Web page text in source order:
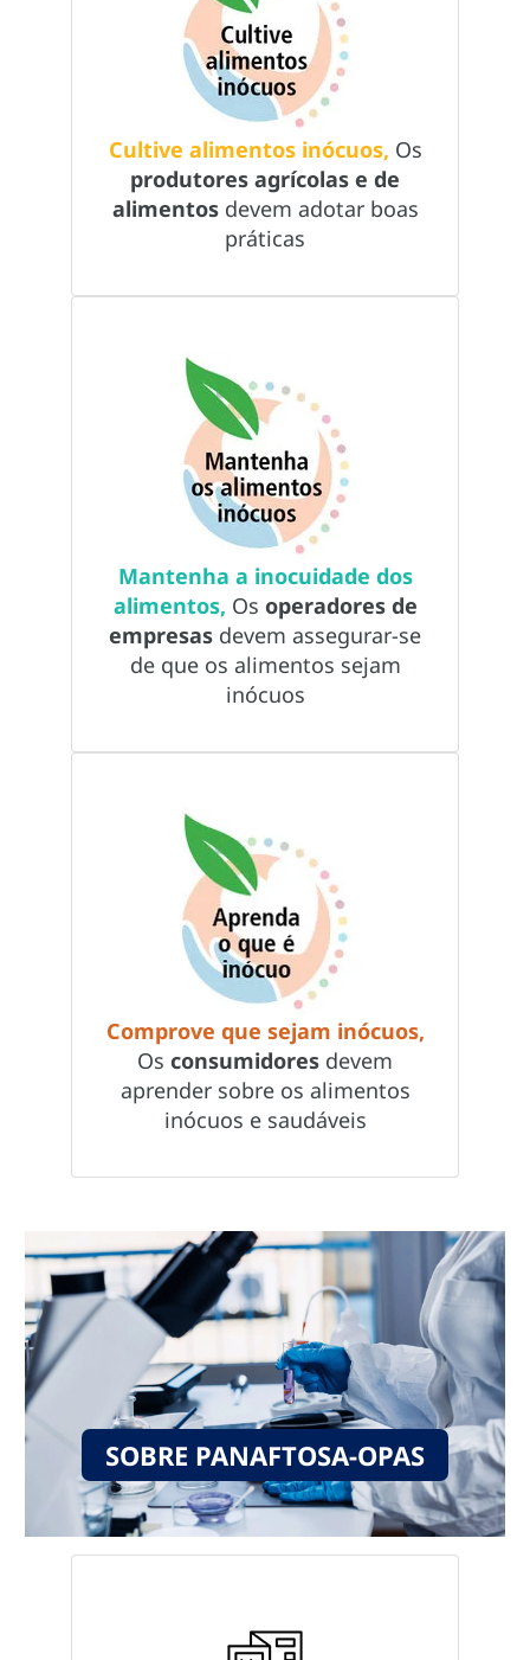
Cultive alimentos inócuos, Os
produtores agrícolas e de
alimentosdevem adotar boas
práticas
Mantenha a inocuidade dos
alimentos, Os operadores de
empresas devem assegurar-se
de que os alimentos sejam
inócuos
Comprove que sejam inócuos,
Os consumidores devem
aprender sobre os alimentos
inócuos e saudáveis
SOBRE PANAFTOSA-OPAS